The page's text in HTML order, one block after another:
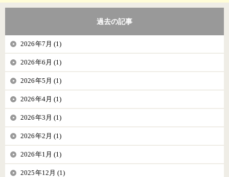
過去の記事
2026年7月 (1)
2026年6月 (1)
2026年5月 (1)
2026年4月 (1)
2026年3月 (1)
2026年2月 (1)
2026年1月 (1)
2025年12月 (1)